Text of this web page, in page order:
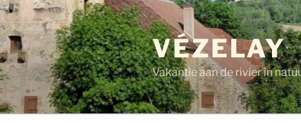
Ga
naar
de
inhoud
VÉZELAY
Vakantie aan de rivier in